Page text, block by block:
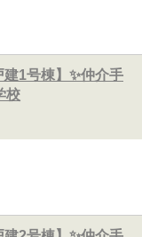
1号棟】✨️仲介手
校